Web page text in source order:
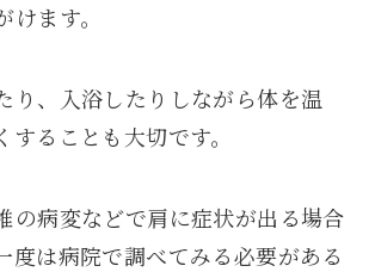
ます。
り、入浴したりしながら体を温
することも大切です。
の病変などで肩に症状が出る場合
度は病院で調べてみる必要がある